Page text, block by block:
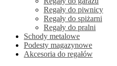
Regały do piwnicy
Regały do spiżarni
Regały do pralni
Schody metalowe
Podesty magazynowe
Akcesoria do regałów